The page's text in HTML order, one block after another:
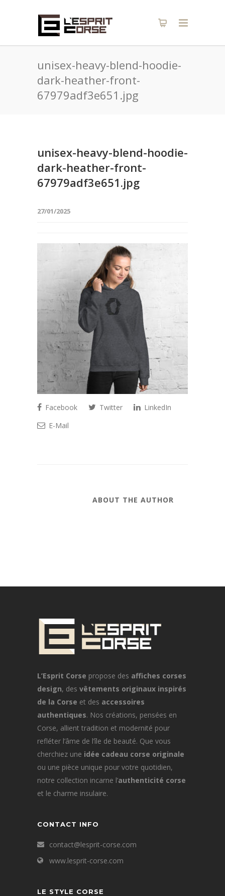
unisex-heavy-blend-hoodie-
dark-heather-front-
67979adf3e651.jpg
unisex-heavy-blend-hoodie-
dark-heather-front-
67979adf3e651.jpg
27/01/2025
Facebook Twitter
LinkedIn
E-Mail
ABOUT THE AUTHOR
L’Esprit Corse propose des affiches corses
design, des vêtements originaux inspirés
de la Corse et des accessoires
authentiques. Nos créations, pensées en
Corse, allient tradition et modernité pour
refléter l’âme de l’île de beauté. Que vous
cherchiez une idée cadeau corse originale
ou une pièce unique pour votre quotidien,
notre collection incarne l’authenticité corse
et le charme insulaire.
CONTACT INFO
contact@lesprit-corse.com
www.lesprit-corse.com
LE STYLE CORSE